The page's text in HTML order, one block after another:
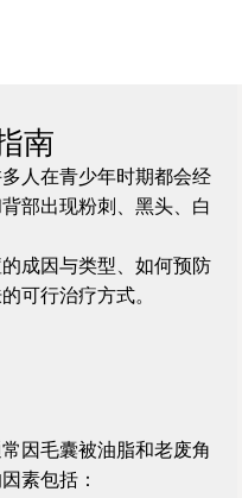
南
人在青少年时期都会经
部出现粉刺、黑头、白
成因与类型、如何预防
可行治疗方式。
因毛囊被油脂和老废角
素包括：